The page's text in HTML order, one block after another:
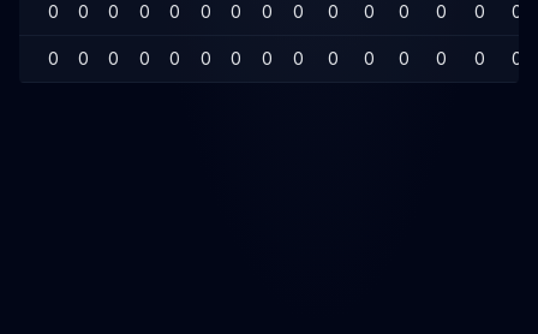
0 0 0 0 0 0 0 0 0 0 0 0 0 0 0
0 0 0 0 0 0 0 0 0 0 0 0 0 0 0